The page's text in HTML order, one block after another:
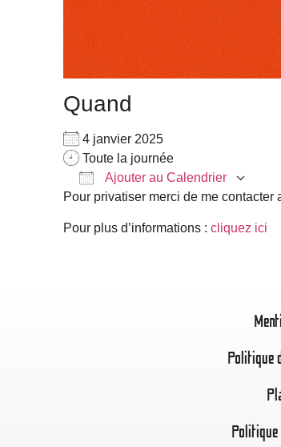
Quand
4 janvier 2025
Toute la journée
Ajouter au Calendrier
Télécharger ICS
Pour privatiser merci de me contacter
Pour plus d’informations : cliquez ici
Politique
Politique